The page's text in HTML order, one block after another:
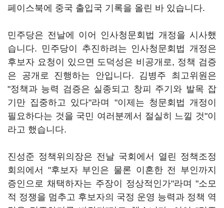
페이스북에 중국 출입국 기록을 올린 바 있습니다.
민주당은 전날에 이어 인사청문회법 개정을 시사했
습니다. 민주당이 추진하려는 인사청문회법 개정은
후보자 요청이 있으면 도덕성은 비공개로, 정책 검증
은 공개로 진행하는 안입니다. 김병주 최고위원은
"정책과 능력 검증은 실종되고 창피 주기와 발목 잡
기만 집중하고 있다"라며 "이제는 청문회법 개정이
필요하다는 것을 국민 여러분께서 절실히 느낄 것"이
라고 했습니다.
진성준 정책위의장은 전날 국회에서 열린 정책조정
회의에서 "후보자 부인은 물론 이혼한 전 부인까지
증인으로 채택하자는 주장이 정상적인가"라며 "소모
적 정쟁을 멈추고 후보자의 국정 운영 능력과 정책 역